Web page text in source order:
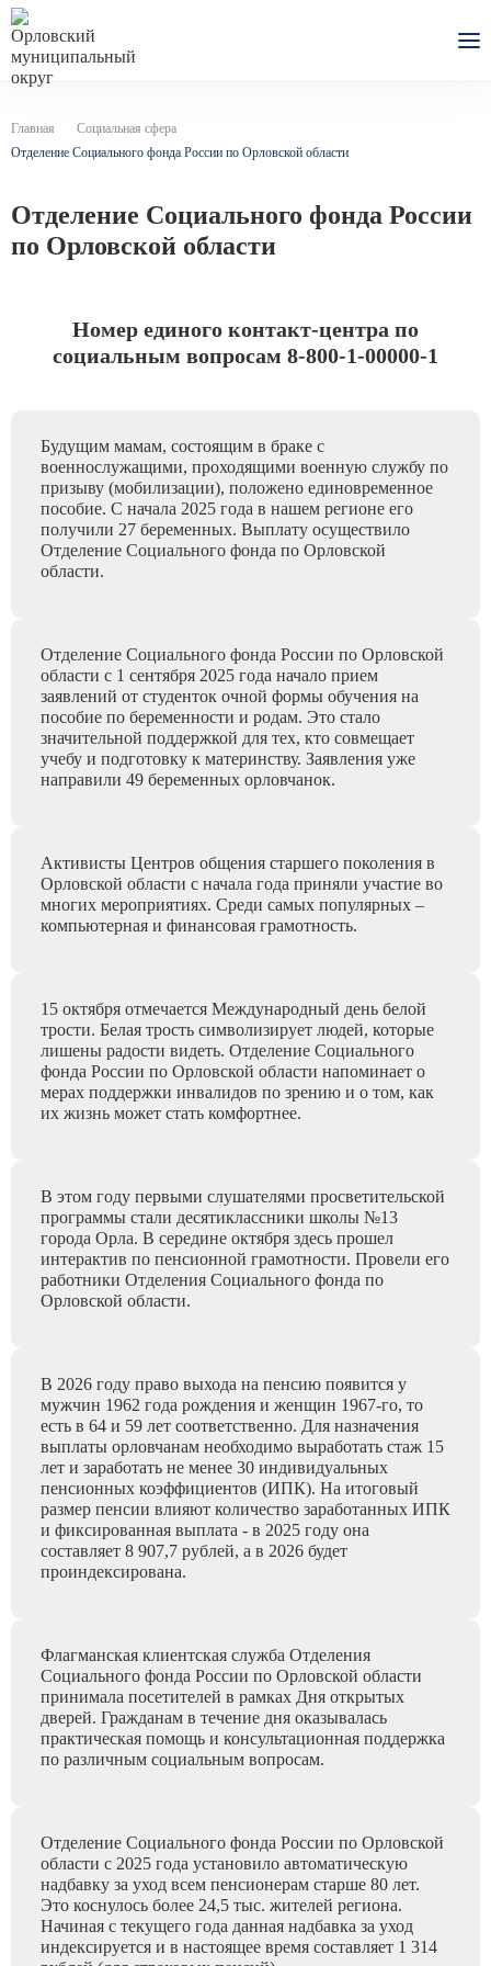
Главная
Социальная сфера
Отделение Социального фонда России по Орловской области
Отделение Социального фонда России
по Орловской области
Номер единого контакт-центра по
социальным вопросам 8-800-1-00000-1
Будущим мамам, состоящим в браке с
военнослужащими, проходящими военную службу по
призыву (мобилизации), положено единовременное
пособие. С начала 2025 года в нашем регионе его
получили 27 беременных. Выплату осуществило
Отделение Социального фонда по Орловской
области.
Отделение Социального фонда России по Орловской
области с 1 сентября 2025 года начало прием
заявлений от студенток очной формы обучения на
пособие по беременности и родам. Это стало
значительной поддержкой для тех, кто совмещает
учебу и подготовку к материнству. Заявления уже
направили 49 беременных орловчанок.
Активисты Центров общения старшего поколения в
Орловской области с начала года приняли участие во
многих мероприятиях. Среди самых популярных –
компьютерная и финансовая грамотность.
15 октября отмечается Международный день белой
трости. Белая трость символизирует людей, которые
лишены радости видеть. Отделение Социального
фонда России по Орловской области напоминает о
мерах поддержки инвалидов по зрению и о том, как
их жизнь может стать комфортнее.
В этом году первыми слушателями просветительской
программы стали десятиклассники школы №13
города Орла. В середине октября здесь прошел
интерактив по пенсионной грамотности. Провели его
работники Отделения Социального фонда по
Орловской области.
В 2026 году право выхода на пенсию появится у
мужчин 1962 года рождения и женщин 1967-го, то
есть в 64 и 59 лет соответственно. Для назначения
выплаты орловчанам необходимо выработать стаж 15
лет и заработать не менее 30 индивидуальных
пенсионных коэффициентов (ИПК). На итоговый
размер пенсии влияют количество заработанных ИПК
и фиксированная выплата - в 2025 году она
составляет 8 907,7 рублей, а в 2026 будет
проиндексирована.
Флагманская клиентская служба Отделения
Социального фонда России по Орловской области
принимала посетителей в рамках Дня открытых
дверей. Гражданам в течение дня оказывалась
практическая помощь и консультационная поддержка
по различным социальным вопросам.
Отделение Социального фонда России по Орловской
области с 2025 года установило автоматическую
надбавку за уход всем пенсионерам старше 80 лет.
Это коснулось более 24,5 тыс. жителей региона.
Начиная с текущего года данная надбавка за уход
индексируется и в настоящее время составляет 1 314